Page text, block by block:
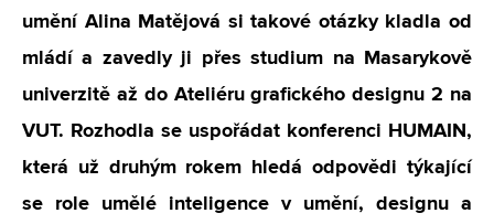
umění Alina Matějová si takové otázky kladla od
mládí a zavedly ji přes studium na Masarykově
univerzitě až do Ateliéru grafického designu 2 na
VUT. Rozhodla se uspořádat konferenci HUMAIN,
která už druhým rokem hledá odpovědi týkající
se role umělé inteligence v umění, designu a